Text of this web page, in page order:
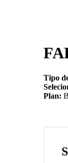
Tipo
Plan: